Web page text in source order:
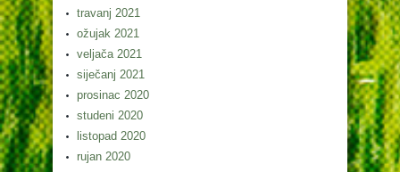
travanj 2021
ožujak 2021
veljača 2021
siječanj 2021
prosinac 2020
studeni 2020
listopad 2020
rujan 2020